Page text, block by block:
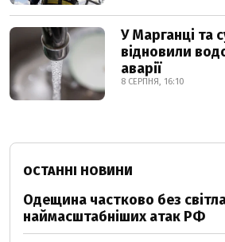
У Марганці та
відновили
аварії
8 СЕРПНЯ, 16:10
ОСТАННІ НОВИНИ
Одещина частково без світла
наймасштабніших атак РФ